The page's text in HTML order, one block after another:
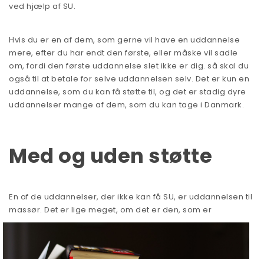
ved hjælp af SU.
Hvis du er en af dem, som gerne vil have en uddannelse
mere, efter du har endt den første, eller måske vil sadle
om, fordi den første uddannelse slet ikke er dig. så skal du
også til at betale for selve uddannelsen selv. Det er kun en
uddannelse, som du kan få støtte til, og det er stadig dyre
uddannelser mange af dem, som du kan tage i Danmark.
Med og uden støtte
En af de uddannelser, der ikke kan få SU, er uddannelsen til
massør. Det er lige meget, om det er den, som er